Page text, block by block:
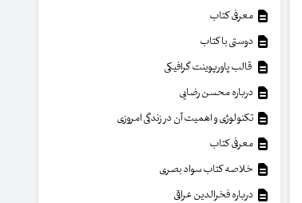
معرفی کتاب
دوستی با کتاب
قالب پاورپوینت گرافیکی
درباره محسن رضایی
تکنولوژی و اهمیت آن در زندگی امروزی
معرفی کتاب
خلاصه کتاب سواد بصری
درباره فخرالدین عراقی